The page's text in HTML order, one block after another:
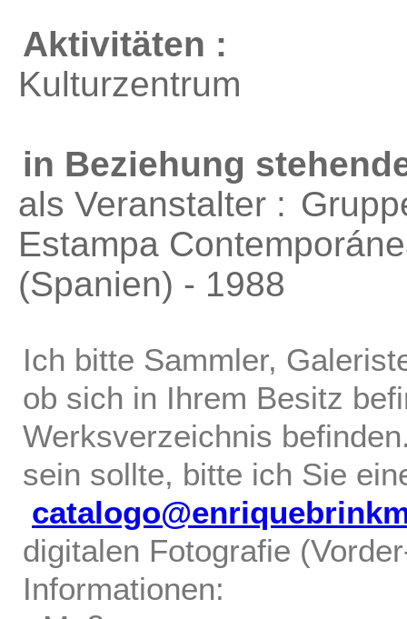
Aktivitäten :
Kulturzentrum
in Beziehung
als Veranstalter :
Estampa
(Spanien) - 1988
Ich bitte Sammler,
ob sich in Ihrem Besitz
Werksverzeichnis
sein sollte, bitte ich Sie
digitalen Fotografie
Informationen: